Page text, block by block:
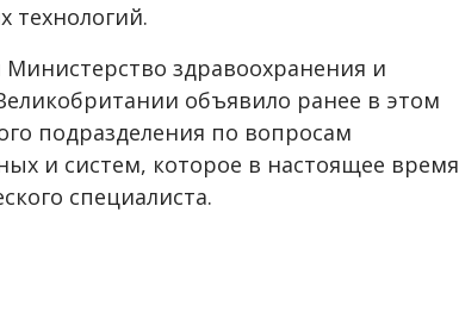
технологий.
здравоохранения и
объявило ранее в этом
подразделения по вопросам
и систем, которое в настоящее время
специалиста.